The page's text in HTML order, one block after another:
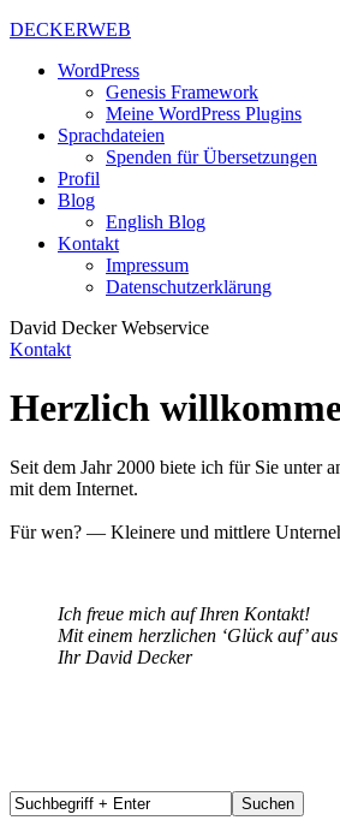
DECKERWEB
WordPress
Genesis Framework
Meine WordPress Plugins
Sprachdateien
Spenden für Übersetzungen
Profil
Blog
English Blog
Kontakt
Impressum
Datenschutzerklärung
David Decker Webservice
Kontakt
Herzlich
Seit dem Jahr 2000 biete ich für Sie unter
mit dem Internet.
Für wen? — Kleinere und mittlere
Ich freue mich auf Ihren Kontakt!
Mit einem herzlichen ‘Glück auf’
Ihr David Decker